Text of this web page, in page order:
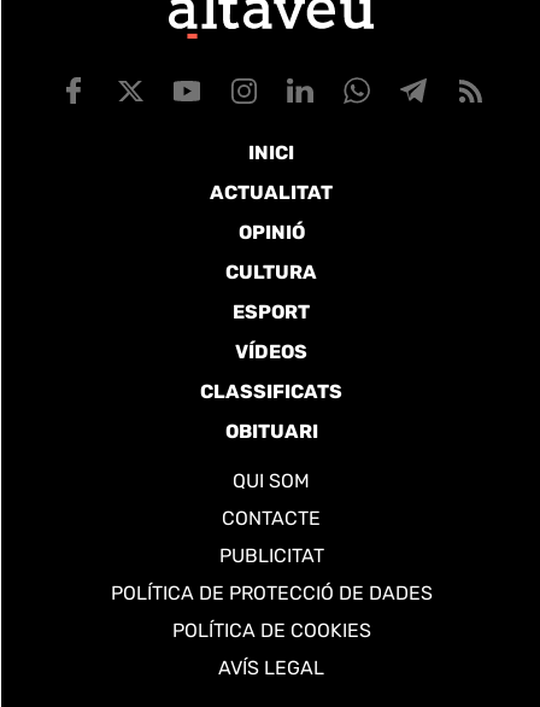
INICI
ACTUALITAT
OPINIÓ
CULTURA
ESPORT
VÍDEOS
CLASSIFICATS
OBITUARI
QUI SOM
CONTACTE
PUBLICITAT
POLÍTICA DE PROTECCIÓ DE DADES
POLÍTICA DE COOKIES
AVÍS LEGAL